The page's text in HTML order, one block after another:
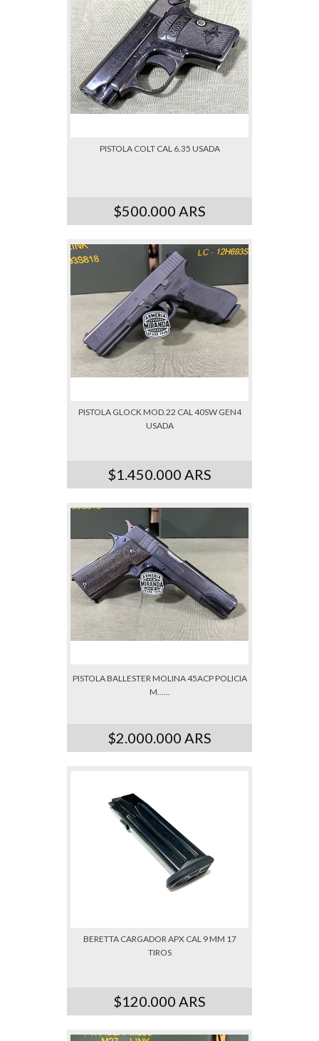
PISTOLA COLT CAL 6.35 USADA
$500.000 ARS
PISTOLA GLOCK MOD.22 CAL 40SW GEN4
USADA
$1.450.000 ARS
PISTOLA BALLESTER MOLINA 45ACP POLICIA
M......
$2.000.000 ARS
BERETTA CARGADOR APX CAL 9 MM 17
TIROS
$120.000 ARS